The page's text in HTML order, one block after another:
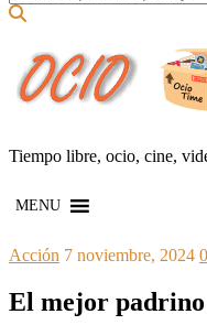
Tiempo libre, ocio, cine,
MENU
Acción 7 noviembre, 2024 0
El mejor padrino